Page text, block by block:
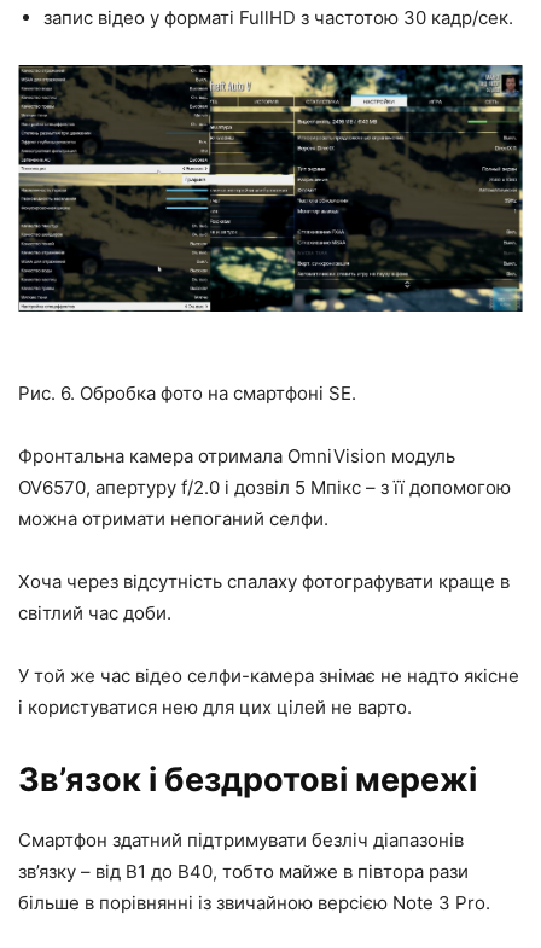
запис відео у форматі FullHD з частотою 30 кадр/сек.
Рис. 6. Обробка фото на смартфоні SE.
Фронтальна камера отримала OmniVision модуль
OV6570, апертуру f/2.0 і дозвіл 5 Мпікс – з її допомогою
можна отримати непоганий селфи.
Хоча через відсутність спалаху фотографувати краще в
світлий час доби.
У той же час відео селфи-камера знімає не надто якісне
і користуватися нею для цих цілей не варто.
Зв’язок і бездротові мережі
Смартфон здатний підтримувати безліч діапазонів
зв’язку – від B1 до B40, тобто майже в півтора рази
більше в порівнянні із звичайною версією Note 3 Pro.